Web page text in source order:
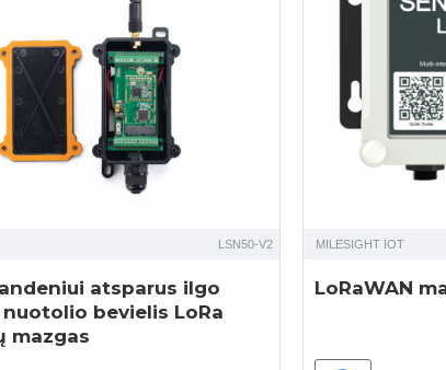
LSN50-V2
atsparus ilgo
bevielis LoRa
mazgas
MILESIGHT IOT
LoRaWAN